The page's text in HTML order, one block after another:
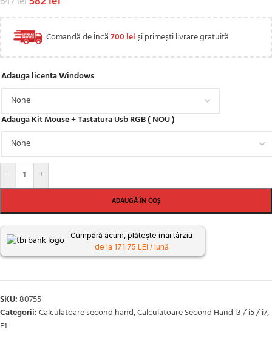
Comandă de Încă700 leiși primești livrare gratuită
Adauga licenta Windows
Adauga Kit Mouse + Tastatura Usb RGB ( NOU )
- +
ADAUGĂ ÎN COȘ
Cumpără acum, plătește mai târziu
de la 171.75 LEI / lună
SKU:80755
Categorii:Calculatoare second hand,Calculatoare Second Hand i3 / i5 / i7,
F1